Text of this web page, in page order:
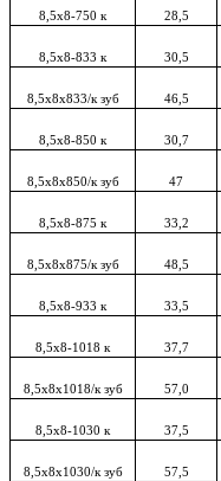
8,5x8-750 к 28,5
8,5x8-833 к 30,5
8,5x8х833/к зуб 46,5
8,5x8-850 к 30,7
8,5x8х850/к зуб 47
8,5x8-875 к 33,2
8,5x8х875/к зуб 48,5
8,5x8-933 к 33,5
8,5х8-1018 к 37,7
8,5х8х1018/к зуб 57,0
8,5х8-1030 к 37,5
8,5x8х1030/к зуб 57,5